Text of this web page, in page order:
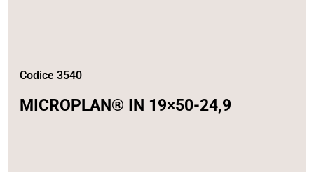
Codice 3540
MICROPLAN® IN 19×50-24,9